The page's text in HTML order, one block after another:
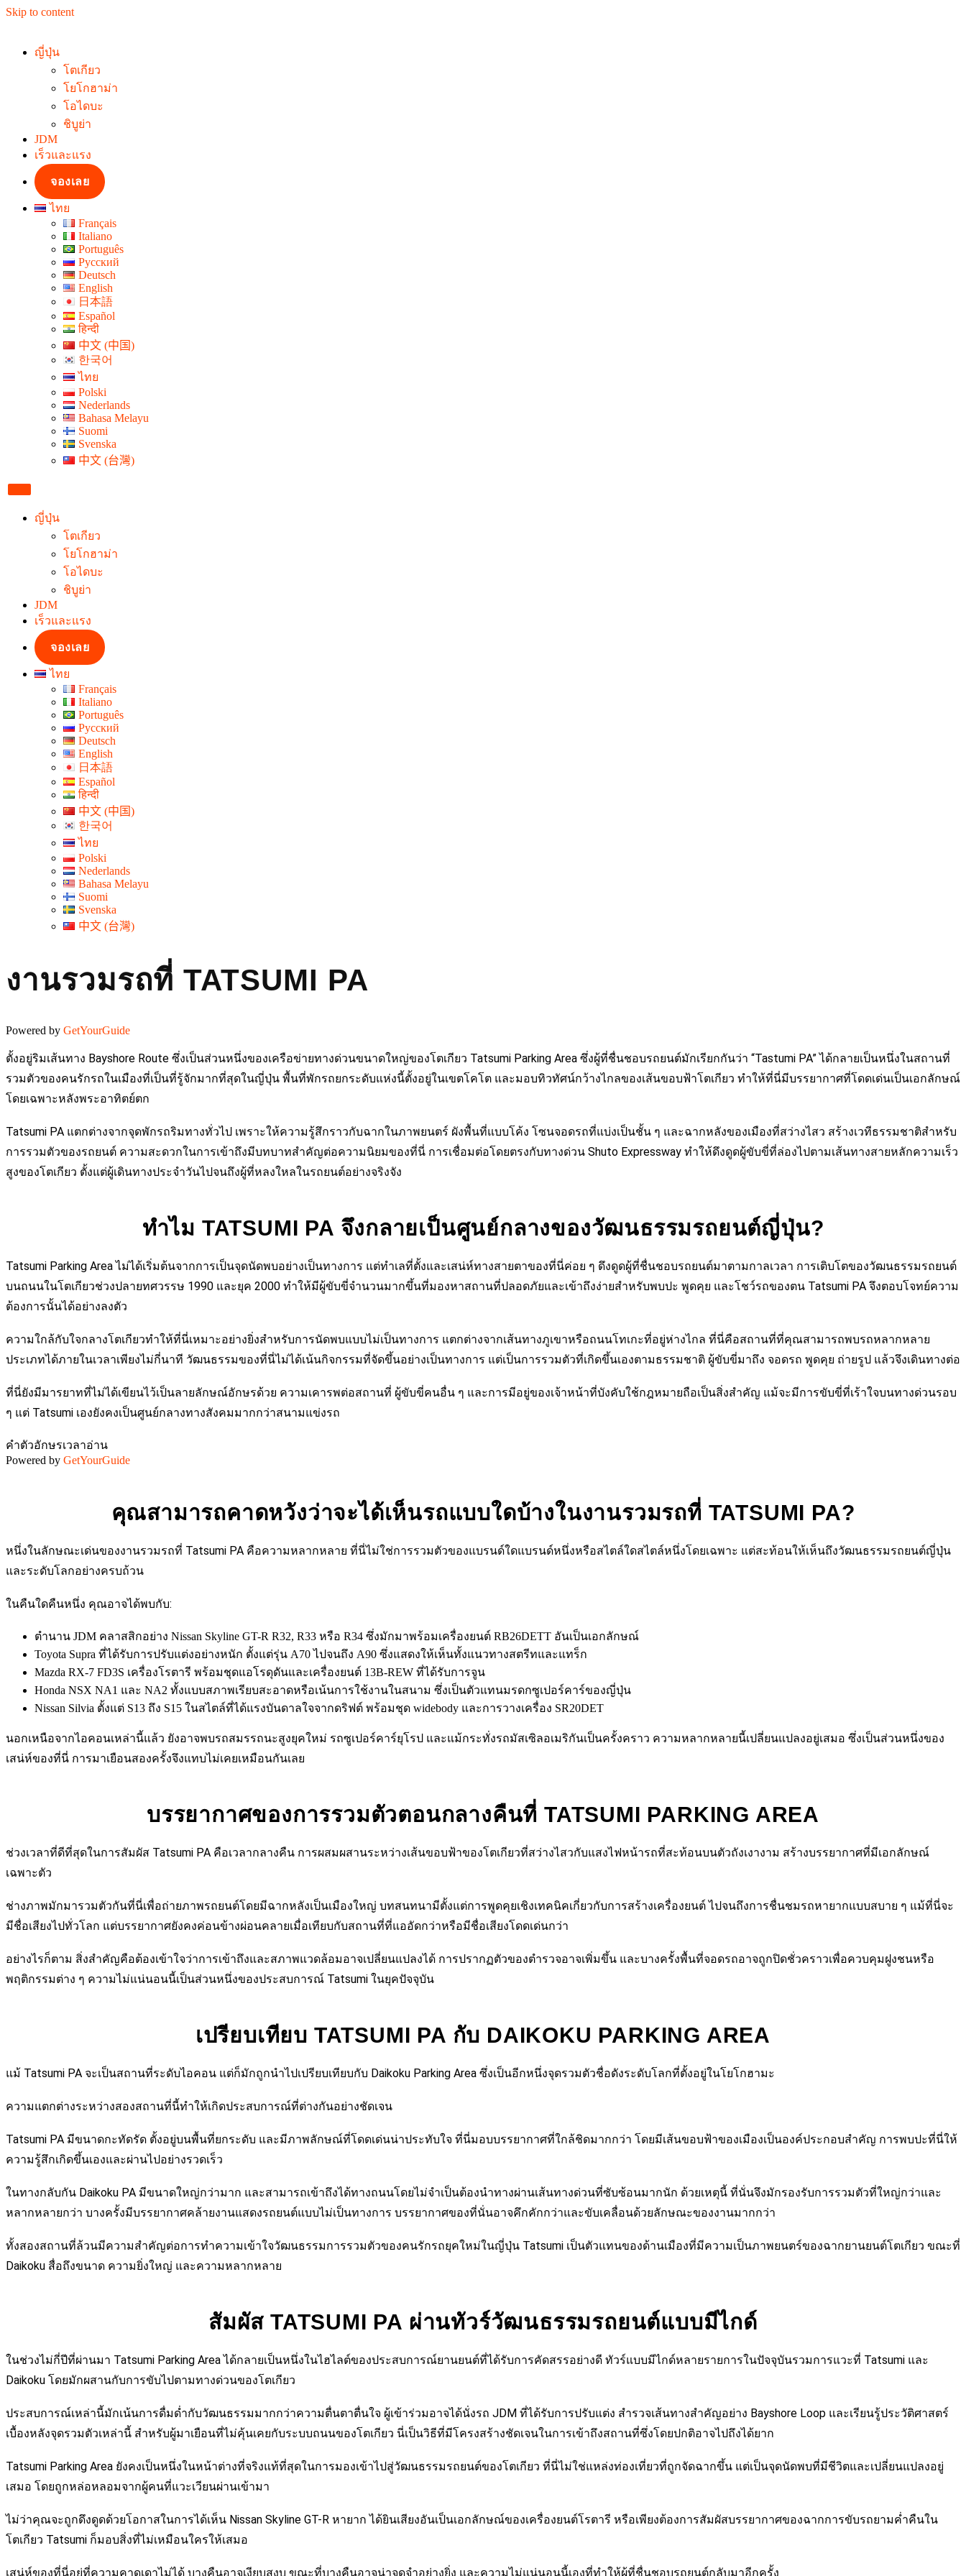
Skip to content
ญี่ปุ่น
โตเกียว
โยโกฮาม่า
โอไดบะ
ชิบูย่า
JDM
เร็วและแรง
จองเลย
ไทย
Français
Italiano
Português
Русский
Deutsch
English
日本語
Español
हिन्दी
中文 (中国)
한국어
ไทย
Polski
Nederlands
Bahasa Melayu
Suomi
Svenska
中文 (台灣)
ญี่ปุ่น
โตเกียว
โยโกฮาม่า
โอไดบะ
ชิบูย่า
JDM
เร็วและแรง
จองเลย
ไทย
Français
Italiano
Português
Русский
Deutsch
English
日本語
Español
हिन्दी
中文 (中国)
한국어
ไทย
Polski
Nederlands
Bahasa Melayu
Suomi
Svenska
中文 (台灣)
งานรวมรถที่ TATSUMI PA
Powered by GetYourGuide
ตั้งอยู่ริมเส้นทาง Bayshore Route ซึ่งเป็นส่วนหนึ่งของเครือข่ายทางด่วนขนาดใหญ่ของโตเกียว Tatsumi Parking Area ซึ่งผู้ที่ชื่นชอบรถยนต์มักเรียกกันว่า “Tastumi PA” ได้กลายเป็นหนึ่งในสถานที่
รวมตัวของคนรักรถในเมืองที่เป็นที่รู้จักมากที่สุดในญี่ปุ่น พื้นที่พักรถยกระดับแห่งนี้ตั้งอยู่ในเขตโคโต และมอบทิวทัศน์กว้างไกลของเส้นขอบฟ้าโตเกียว ทำให้ที่นี่มีบรรยากาศที่โดดเด่นเป็นเอกลักษณ์
โดยเฉพาะหลังพระอาทิตย์ตก
Tatsumi PA แตกต่างจากจุดพักรถริมทางทั่วไป เพราะให้ความรู้สึกราวกับฉากในภาพยนตร์ ผังพื้นที่แบบโค้ง โซนจอดรถที่แบ่งเป็นชั้น ๆ และฉากหลังของเมืองที่สว่างไสว สร้างเวทีธรรมชาติสำหรับ
การรวมตัวของรถยนต์ ความสะดวกในการเข้าถึงมีบทบาทสำคัญต่อความนิยมของที่นี่ การเชื่อมต่อโดยตรงกับทางด่วน Shuto Expressway ทำให้ดึงดูดผู้ขับขี่ที่ล่องไปตามเส้นทางสายหลักความเร็ว
สูงของโตเกียว ตั้งแต่ผู้เดินทางประจำวันไปจนถึงผู้ที่หลงใหลในรถยนต์อย่างจริงจัง
ทำไม TATSUMI PA จึงกลายเป็นศูนย์กลางของวัฒนธรรมรถยนต์ญี่ปุ่น?
Tatsumi Parking Area ไม่ได้เริ่มต้นจากการเป็นจุดนัดพบอย่างเป็นทางการ แต่ทำเลที่ตั้งและเสน่ห์ทางสายตาของที่นี่ค่อย ๆ ดึงดูดผู้ที่ชื่นชอบรถยนต์มาตามกาลเวลา การเติบโตของวัฒนธรรมรถยนต์
บนถนนในโตเกียวช่วงปลายทศวรรษ 1990 และยุค 2000 ทำให้มีผู้ขับขี่จำนวนมากขึ้นที่มองหาสถานที่ปลอดภัยและเข้าถึงง่ายสำหรับพบปะ พูดคุย และโชว์รถของตน Tatsumi PA จึงตอบโจทย์ความ
ต้องการนั้นได้อย่างลงตัว
ความใกล้กับใจกลางโตเกียวทำให้ที่นี่เหมาะอย่างยิ่งสำหรับการนัดพบแบบไม่เป็นทางการ แตกต่างจากเส้นทางภูเขาหรือถนนโทเกะที่อยู่ห่างไกล ที่นี่คือสถานที่ที่คุณสามารถพบรถหลากหลาย
ประเภทได้ภายในเวลาเพียงไม่กี่นาที วัฒนธรรมของที่นี่ไม่ได้เน้นกิจกรรมที่จัดขึ้นอย่างเป็นทางการ แต่เป็นการรวมตัวที่เกิดขึ้นเองตามธรรมชาติ ผู้ขับขี่มาถึง จอดรถ พูดคุย ถ่ายรูป แล้วจึงเดินทางต่อ
ที่นี่ยังมีมารยาทที่ไม่ได้เขียนไว้เป็นลายลักษณ์อักษรด้วย ความเคารพต่อสถานที่ ผู้ขับขี่คนอื่น ๆ และการมีอยู่ของเจ้าหน้าที่บังคับใช้กฎหมายถือเป็นสิ่งสำคัญ แม้จะมีการขับขี่ที่เร้าใจบนทางด่วนรอบ
ๆ แต่ Tatsumi เองยังคงเป็นศูนย์กลางทางสังคมมากกว่าสนามแข่งรถ
คำตัวอักษรเวลาอ่าน
Powered by GetYourGuide
คุณสามารถคาดหวังว่าจะได้เห็นรถแบบใดบ้างในงานรวมรถที่ TATSUMI PA?
หนึ่งในลักษณะเด่นของงานรวมรถที่ Tatsumi PA คือความหลากหลาย ที่นี่ไม่ใช่การรวมตัวของแบรนด์ใดแบรนด์หนึ่งหรือสไตล์ใดสไตล์หนึ่งโดยเฉพาะ แต่สะท้อนให้เห็นถึงวัฒนธรรมรถยนต์ญี่ปุ่น
และระดับโลกอย่างครบถ้วน
ในคืนใดคืนหนึ่ง คุณอาจได้พบกับ:
ตำนาน JDM คลาสสิกอย่าง Nissan Skyline GT-R R32, R33 หรือ R34 ซึ่งมักมาพร้อมเครื่องยนต์ RB26DETT อันเป็นเอกลักษณ์
Toyota Supra ที่ได้รับการปรับแต่งอย่างหนัก ตั้งแต่รุ่น A70 ไปจนถึง A90 ซึ่งแสดงให้เห็นทั้งแนวทางสตรีทและแทร็ก
Mazda RX-7 FD3S เครื่องโรตารี พร้อมชุดแอโรดุดันและเครื่องยนต์ 13B-REW ที่ได้รับการจูน
Honda NSX NA1 และ NA2 ทั้งแบบสภาพเรียบสะอาดหรือเน้นการใช้งานในสนาม ซึ่งเป็นตัวแทนมรดกซูเปอร์คาร์ของญี่ปุ่น
Nissan Silvia ตั้งแต่ S13 ถึง S15 ในสไตล์ที่ได้แรงบันดาลใจจากดริฟต์ พร้อมชุด widebody และการวางเครื่อง SR20DET
นอกเหนือจากไอคอนเหล่านี้แล้ว ยังอาจพบรถสมรรถนะสูงยุคใหม่ รถซูเปอร์คาร์ยุโรป และแม้กระทั่งรถมัสเซิลอเมริกันเป็นครั้งคราว ความหลากหลายนี้เปลี่ยนแปลงอยู่เสมอ ซึ่งเป็นส่วนหนึ่งของ
เสน่ห์ของที่นี่ การมาเยือนสองครั้งจึงแทบไม่เคยเหมือนกันเลย
บรรยากาศของการรวมตัวตอนกลางคืนที่ TATSUMI PARKING AREA
ช่วงเวลาที่ดีที่สุดในการสัมผัส Tatsumi PA คือเวลากลางคืน การผสมผสานระหว่างเส้นขอบฟ้าของโตเกียวที่สว่างไสวกับแสงไฟหน้ารถที่สะท้อนบนตัวถังเงางาม สร้างบรรยากาศที่มีเอกลักษณ์
เฉพาะตัว
ช่างภาพมักมารวมตัวกันที่นี่เพื่อถ่ายภาพรถยนต์โดยมีฉากหลังเป็นเมืองใหญ่ บทสนทนามีตั้งแต่การพูดคุยเชิงเทคนิคเกี่ยวกับการสร้างเครื่องยนต์ ไปจนถึงการชื่นชมรถหายากแบบสบาย ๆ แม้ที่นี่จะ
มีชื่อเสียงไปทั่วโลก แต่บรรยากาศยังคงค่อนข้างผ่อนคลายเมื่อเทียบกับสถานที่ที่แออัดกว่าหรือมีชื่อเสียงโดดเด่นกว่า
อย่างไรก็ตาม สิ่งสำคัญคือต้องเข้าใจว่าการเข้าถึงและสภาพแวดล้อมอาจเปลี่ยนแปลงได้ การปรากฏตัวของตำรวจอาจเพิ่มขึ้น และบางครั้งพื้นที่จอดรถอาจถูกปิดชั่วคราวเพื่อควบคุมฝูงชนหรือ
พฤติกรรมต่าง ๆ ความไม่แน่นอนนี้เป็นส่วนหนึ่งของประสบการณ์ Tatsumi ในยุคปัจจุบัน
เปรียบเทียบ TATSUMI PA กับ DAIKOKU PARKING AREA
แม้ Tatsumi PA จะเป็นสถานที่ระดับไอคอน แต่ก็มักถูกนำไปเปรียบเทียบกับ Daikoku Parking Area ซึ่งเป็นอีกหนึ่งจุดรวมตัวชื่อดังระดับโลกที่ตั้งอยู่ในโยโกฮามะ
ความแตกต่างระหว่างสองสถานที่นี้ทำให้เกิดประสบการณ์ที่ต่างกันอย่างชัดเจน
Tatsumi PA มีขนาดกะทัดรัด ตั้งอยู่บนพื้นที่ยกระดับ และมีภาพลักษณ์ที่โดดเด่นน่าประทับใจ ที่นี่มอบบรรยากาศที่ใกล้ชิดมากกว่า โดยมีเส้นขอบฟ้าของเมืองเป็นองค์ประกอบสำคัญ การพบปะที่นี่ให้
ความรู้สึกเกิดขึ้นเองและผ่านไปอย่างรวดเร็ว
ในทางกลับกัน Daikoku PA มีขนาดใหญ่กว่ามาก และสามารถเข้าถึงได้ทางถนนโดยไม่จำเป็นต้องนำทางผ่านเส้นทางด่วนที่ซับซ้อนมากนัก ด้วยเหตุนี้ ที่นั่นจึงมักรองรับการรวมตัวที่ใหญ่กว่าและ
หลากหลายกว่า บางครั้งมีบรรยากาศคล้ายงานแสดงรถยนต์แบบไม่เป็นทางการ บรรยากาศของที่นั่นอาจคึกคักกว่าและขับเคลื่อนด้วยลักษณะของงานมากกว่า
ทั้งสองสถานที่ล้วนมีความสำคัญต่อการทำความเข้าใจวัฒนธรรมการรวมตัวของคนรักรถยุคใหม่ในญี่ปุ่น Tatsumi เป็นตัวแทนของด้านเมืองที่มีความเป็นภาพยนตร์ของฉากยานยนต์โตเกียว ขณะที่
Daikoku สื่อถึงขนาด ความยิ่งใหญ่ และความหลากหลาย
สัมผัส TATSUMI PA ผ่านทัวร์วัฒนธรรมรถยนต์แบบมีไกด์
ในช่วงไม่กี่ปีที่ผ่านมา Tatsumi Parking Area ได้กลายเป็นหนึ่งในไฮไลต์ของประสบการณ์ยานยนต์ที่ได้รับการคัดสรรอย่างดี ทัวร์แบบมีไกด์หลายรายการในปัจจุบันรวมการแวะที่ Tatsumi และ
Daikoku โดยมักผสานกับการขับไปตามทางด่วนของโตเกียว
ประสบการณ์เหล่านี้มักเน้นการดื่มด่ำกับวัฒนธรรมมากกว่าความตื่นตาตื่นใจ ผู้เข้าร่วมอาจได้นั่งรถ JDM ที่ได้รับการปรับแต่ง สำรวจเส้นทางสำคัญอย่าง Bayshore Loop และเรียนรู้ประวัติศาสตร์
เบื้องหลังจุดรวมตัวเหล่านี้ สำหรับผู้มาเยือนที่ไม่คุ้นเคยกับระบบถนนของโตเกียว นี่เป็นวิธีที่มีโครงสร้างชัดเจนในการเข้าถึงสถานที่ซึ่งโดยปกติอาจไปถึงได้ยาก
Tatsumi Parking Area ยังคงเป็นหนึ่งในหน้าต่างที่จริงแท้ที่สุดในการมองเข้าไปสู่วัฒนธรรมรถยนต์ของโตเกียว ที่นี่ไม่ใช่แหล่งท่องเที่ยวที่ถูกจัดฉากขึ้น แต่เป็นจุดนัดพบที่มีชีวิตและเปลี่ยนแปลงอยู่
เสมอ โดยถูกหล่อหลอมจากผู้คนที่แวะเวียนผ่านเข้ามา
ไม่ว่าคุณจะถูกดึงดูดด้วยโอกาสในการได้เห็น Nissan Skyline GT-R หายาก ได้ยินเสียงอันเป็นเอกลักษณ์ของเครื่องยนต์โรตารี หรือเพียงต้องการสัมผัสบรรยากาศของฉากการขับรถยามค่ำคืนใน
โตเกียว Tatsumi ก็มอบสิ่งที่ไม่เหมือนใครให้เสมอ
เสน่ห์ของที่นี่อยู่ที่ความคาดเดาไม่ได้ บางคืนอาจเงียบสงบ ขณะที่บางคืนอาจน่าจดจำอย่างยิ่ง และความไม่แน่นอนนี้เองที่ทำให้ผู้ที่ชื่นชอบรถยนต์กลับมาอีกครั้ง